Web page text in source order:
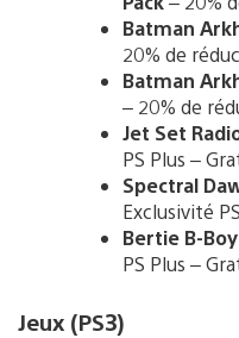
Batman
20% de
Batman
– 20% de
Jet Set
PS Plus –
Spectral
Exclusivité
Bertie B-
PS Plus –
Jeux (PS3)